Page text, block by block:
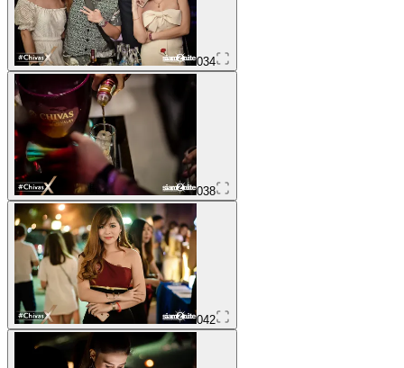
034
038
042